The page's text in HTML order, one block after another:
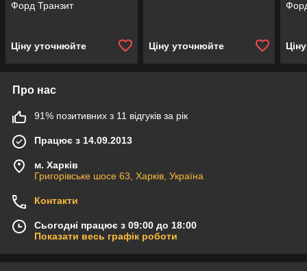
Форд Транзит
Ціну уточнюйте Ціну уточнюйте
Про нас
91% позитивних з 11 відгуків за рік
Працює з 14.09.2013
м. Харків
Григорівське шосе 63, Харків, Україна
Контакти
Сьогодні працює з 09:00 до 18:00
Показати весь графік роботи